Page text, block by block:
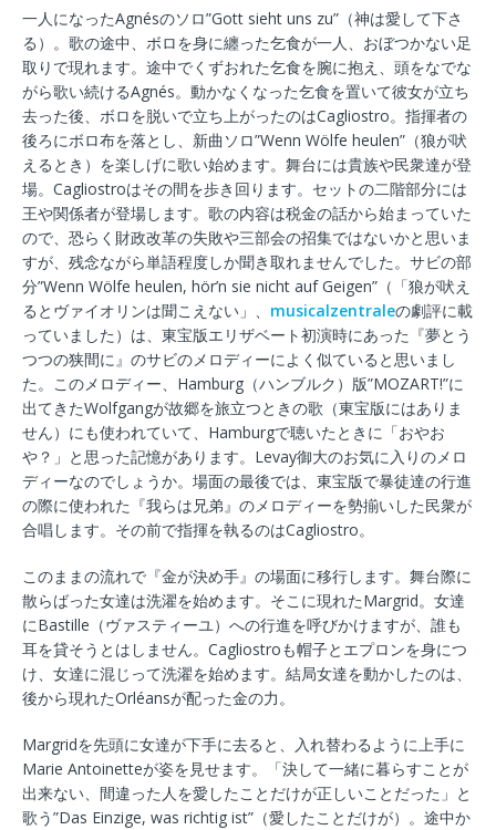
一人になったAgnésのソロ”Gott sieht uns zu”（神は愛して下さ
る）。歌の途中、ボロを身に纏った乞食が一人、おぼつかない足
取りで現れます。途中でくずおれた乞食を腕に抱え、頭をなでな
がら歌い続けるAgnés。動かなくなった乞食を置いて彼女が立ち
去った後、ボロを脱いで立ち上がったのはCagliostro。指揮者の
後ろにボロ布を落とし、新曲ソロ”Wenn Wölfe heulen”（狼が吠
えるとき）を楽しげに歌い始めます。舞台には貴族や民衆達が登
場。Cagliostroはその間を歩き回ります。セットの二階部分には
王や関係者が登場します。歌の内容は税金の話から始まっていた
ので、恐らく財政改革の失敗や三部会の招集ではないかと思いま
すが、残念ながら単語程度しか聞き取れませんでした。サビの部
分”Wenn Wölfe heulen, hör’n sie nicht auf Geigen”（「狼が吠え
るとヴァイオリンは聞こえない」、 musicalzentraleの劇評に載
っていました）は、東宝版エリザベート初演時にあった『夢とう
つつの狭間に』のサビのメロディーによく似ていると思いまし
た。このメロディー、Hamburg（ハンブルク）版”MOZART!”に
出てきたWolfgangが故郷を旅立つときの歌（東宝版にはありま
せん）にも使われていて、Hamburgで聴いたときに「おやお
や？」と思った記憶があります。Levay御大のお気に入りのメロ
ディーなのでしょうか。場面の最後では、東宝版で暴徒達の行進
の際に使われた『我らは兄弟』のメロディーを勢揃いした民衆が
合唱します。その前で指揮を執るのはCagliostro。
このままの流れで『金が決め手』の場面に移行します。舞台際に
散らばった女達は洗濯を始めます。そこに現れたMargrid。女達
にBastille（ヴァスティーユ）への行進を呼びかけますが、誰も
耳を貸そうとはしません。Cagliostroも帽子とエプロンを身につ
け、女達に混じって洗濯を始めます。結局女達を動かしたのは、
後から現れたOrléansが配った金の力。
Margridを先頭に女達が下手に去ると、入れ替わるように上手に
Marie Antoinetteが姿を見せます。「決して一緒に暮らすことが
出来ない、間違った人を愛したことだけが正しいことだった」と
歌う”Das Einzige, was richtig ist”（愛したことだけが）。途中か